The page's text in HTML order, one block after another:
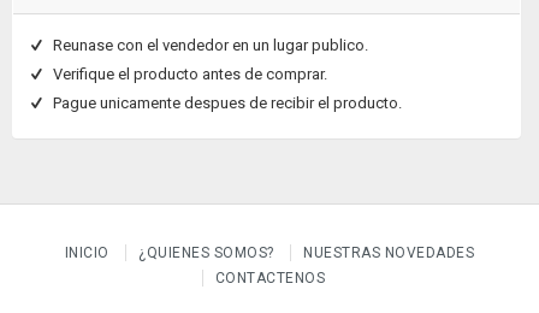
Reunase con el vendedor en un lugar publico.
Verifique el producto antes de comprar.
Pague unicamente despues de recibir el producto.
INICIO ¿QUIENES SOMOS?
NUESTRAS NOVEDADES
CONTACTENOS